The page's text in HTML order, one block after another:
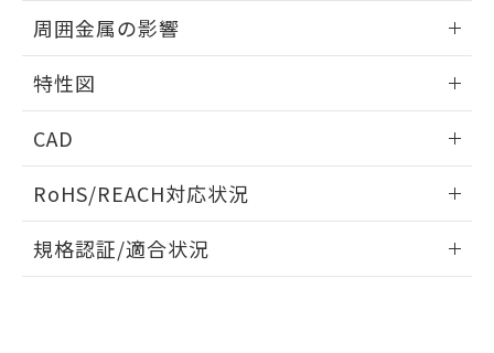
出力段回路図
相互干渉
A: 90mm以上、B: 50mm以上
周囲金属の影響
周囲金属の影響
特性図
検出物体の大きさと材質による影響
CAD
ドすることができます。
ログイン/会員登録
RoHS/REACH対応状況
EU RoHS 注意事項・凡例
規格認証/適合状況
欄に対応日を記載しておりました。
既に当社にて対応品への在庫切替を完了
り、2022年1月12日より割愛しておりま
す。